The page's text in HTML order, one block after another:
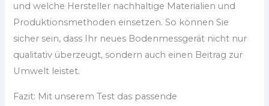
und welche Hersteller nachhaltige Materialien und
Produktionsmethoden einsetzen. So können Sie
sicher sein, dass Ihr neues Bodenmessgerät nicht nur
qualitativ überzeugt, sondern auch einen Beitrag zur
Umwelt leistet.
Fazit: Mit unserem Test das passende